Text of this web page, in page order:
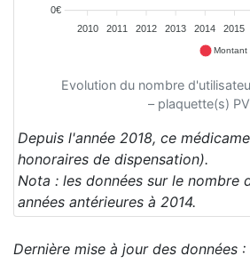
2010 2011 2012 2013 2014 2015
0€
Montant
Evolution du nombre
– plaquette(s)
Depuis l'année 2018, ce
honoraires de dispensation).
Nota : les données sur le
années antérieures à 2014.
Dernière mise à jour des données